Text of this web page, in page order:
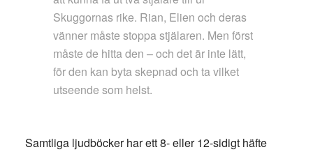
Skuggornas rike. Rian, Elien och deras
vänner måste stoppa stjälaren. Men först
måste de hitta den – och det är inte lätt,
för den kan byta skepnad och ta vilket
utseende som helst.
Samtliga ljudböcker har ett 8- eller 12-sidigt häfte